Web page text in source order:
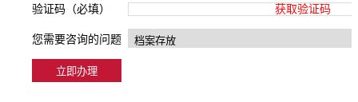
验证码（必填） 获取验证码
您需要咨询的问题